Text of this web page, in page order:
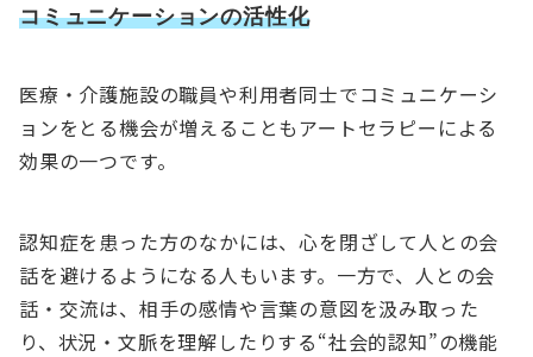
コミュニケーションの活性化
医療・介護施設の職員や利用者同士でコミュニケーシ
ョンをとる機会が増えることもアートセラピーによる
効果の一つです。
認知症を患った方のなかには、心を閉ざして人との会
話を避けるようになる人もいます。一方で、人との会
話・交流は、相手の感情や言葉の意図を汲み取った
り、状況・文脈を理解したりする“社会的認知”の機能